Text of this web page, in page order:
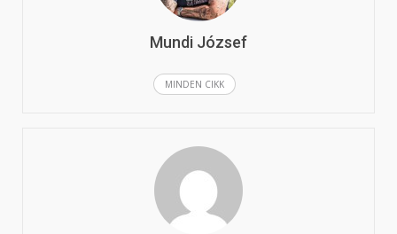
Mundi József
MINDEN CIKK